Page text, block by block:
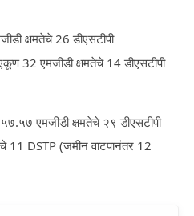
क्षमतेचे 26 डीएसटीपी
32 एमजीडी क्षमतेचे 14 डीएसटीपी
एमजीडी क्षमतेचे २९ डीएसटीपी
DSTP (जमीन वाटपानंतर 12